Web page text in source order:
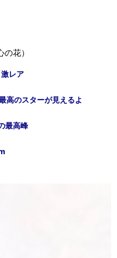
花）
レア
高のスターが見えるよ
最高峰